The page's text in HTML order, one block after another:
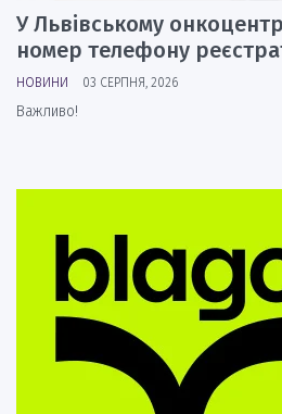
У Львівському
номер телефону
НОВИНИ 03 СЕРПНЯ, 2026
Важливо!